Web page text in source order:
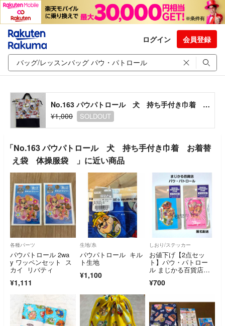
ログイン 会員登録
No.163 パウパトロール 犬 持ち手付き巾着 お着替え袋 体操服袋
¥1,000
SOLDOUT
「No.163 パウパトロール 犬 持ち手付き巾着 お着替
え袋 体操服袋 」に近い商品
各種パーツ
パウパトロール 2wa
y ワッペンセット ス
カイ リバティ
¥1,111
生地/糸
パウパトロール キル
ト生地
¥1,100
しおり/ステッカー
お値下げ【2点セッ
ト】パウ・パトロー
ル まじかる百貨店ス
¥700